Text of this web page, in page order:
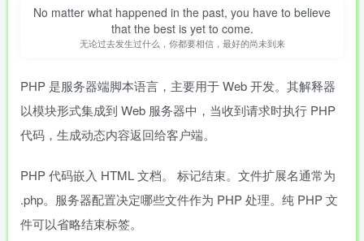
No matter what happened in the past, you have to believe
that the best is yet to come.
无论过去发生过什么，你都要相信，最好的尚未到来
PHP 是服务器端脚本语言，主要用于 Web 开发。其解释器
以模块形式集成到 Web 服务器中，当收到请求时执行 PHP
代码，生成动态内容返回给客户端。
PHP 代码嵌入 HTML 文档。
标记结束。文件扩展名通常为
.php。服务器配置决定哪些文件作为 PHP 处理。纯 PHP 文
件可以省略结束标签。